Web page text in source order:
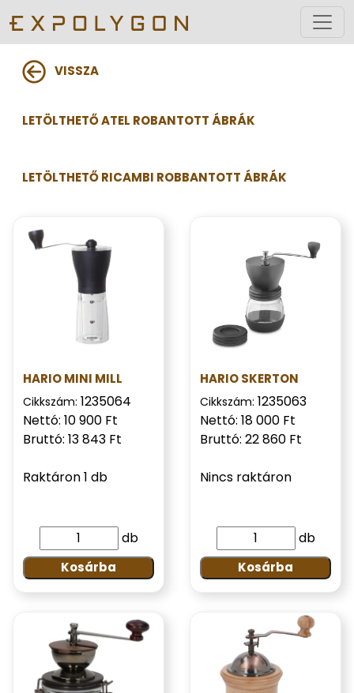
VISSZA
LETÖLTHETŐ ATEL ROBANTOTT ÁBRÁK
LETÖLTHETŐ RICAMBI ROBBANTOTT ÁBRÁK
HARIO MINI MILL
Cikkszám: 1235064
Nettó: 10 900 Ft
Bruttó: 13 843 Ft
Raktáron 1 db
db
Kosárba
HARIO SKERTON
Cikkszám: 1235063
Nettó: 18 000 Ft
Bruttó: 22 860 Ft
Nincs raktáron
db
Kosárba